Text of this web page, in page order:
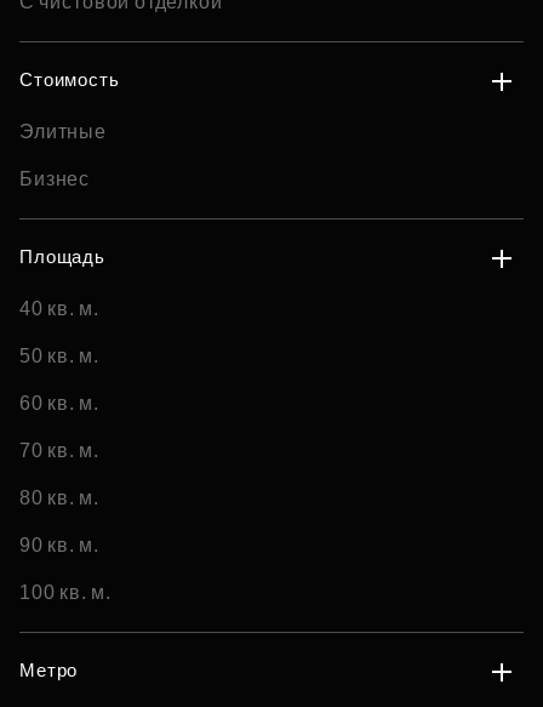
Стоимость
Элитные
Бизнес
Площадь
40 кв. м.
50 кв. м.
60 кв. м.
70 кв. м.
80 кв. м.
90 кв. м.
100 кв. м.
Метро